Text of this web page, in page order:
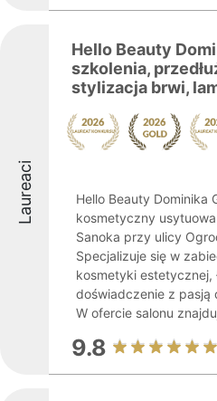
Laureaci
Hello Beauty
szkolenia,
stylizacja brwi,
Hello Beauty Dominika
kosmetyczny
Sanoka przy ulicy
Specjalizuje się w
kosmetyki estetycznej,
doświadczenie z pasją
W ofercie salonu
9.8